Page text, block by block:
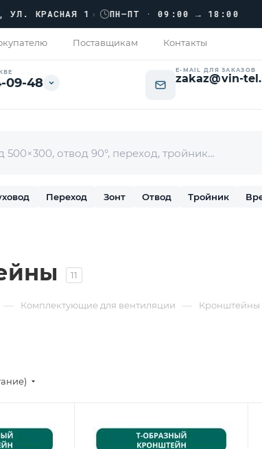
КРАСНАЯ 1› ПН–ПТ · 09:00 → 18:00
Поставщикам Контакты
09-48
E-MAIL ДЛЯ ЗАКАЗОВ
zakaz@vin-
Переход Зонт Отвод Тройник
11
— Комплектующие для вентиляции — Кронштейны